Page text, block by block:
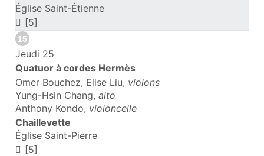
Église Saint-Étienne
[5]
15
Jeudi 25
Quatuor à cordes Hermès
Omer Bouchez, Elise Liu, violons
Yung-Hsin Chang, alto
Anthony Kondo, violoncelle
Chaillevette
Église Saint-Pierre
[5]